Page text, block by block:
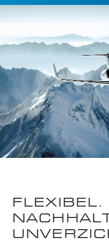
FLEXIBEL.